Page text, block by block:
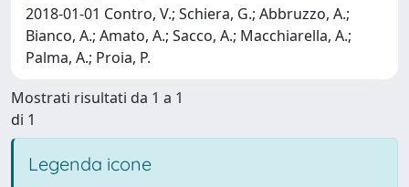
2018-01-01 Contro, V.; Schiera, G.; Abbruzzo, A.;
Bianco, A.; Amato, A.; Sacco, A.; Macchiarella, A.;
Palma, A.; Proia, P.
Mostrati risultati da 1 a 1
di 1
Legenda icone